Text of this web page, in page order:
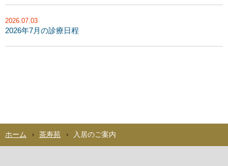
2026.07.03
2026年7月の診療日程
ホーム 茶寿苑 入居のご案内